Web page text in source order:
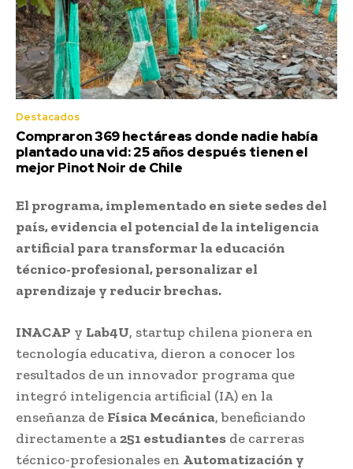
Destacados
Compraron 369 hectáreas donde nadie había
plantado una vid: 25 años después tienen el
mejor Pinot Noir de Chile
El programa, implementado en siete sedes del
país, evidencia el potencial de la inteligencia
artificial para transformar la educación
técnico-profesional, personalizar el
aprendizaje y reducir brechas.
INACAP y Lab4U, startup chilena pionera en
tecnología educativa, dieron a conocer los
resultados de un innovador programa que
integró inteligencia artificial (IA) en la
enseñanza de Física Mecánica, beneficiando
directamente a251 estudiantes de carreras
técnico-profesionales en Automatización y